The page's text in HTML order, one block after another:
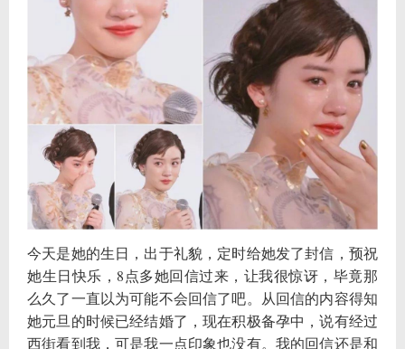
今天是她的生日，出于礼貌，定时给她发了封信，预祝
她生日快乐，8点多她回信过来，让我很惊讶，毕竟那
么久了一直以为可能不会回信了吧。从回信的内容得知
她元旦的时候已经结婚了，现在积极备孕中，说有经过
西街看到我，可是我一点印象也没有。我的回信还是和